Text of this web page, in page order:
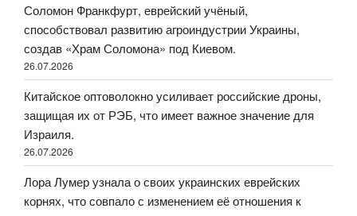
Соломон Франкфурт, еврейский учёный,
способствовал развитию агроиндустрии Украины,
создав «Храм Соломона» под Киевом.
26.07.2026
Китайское оптоволокно усиливает российские дроны,
защищая их от РЭБ, что имеет важное значение для
Израиля.
26.07.2026
Лора Лумер узнала о своих украинских еврейских
корнях, что совпало с изменением её отношения к